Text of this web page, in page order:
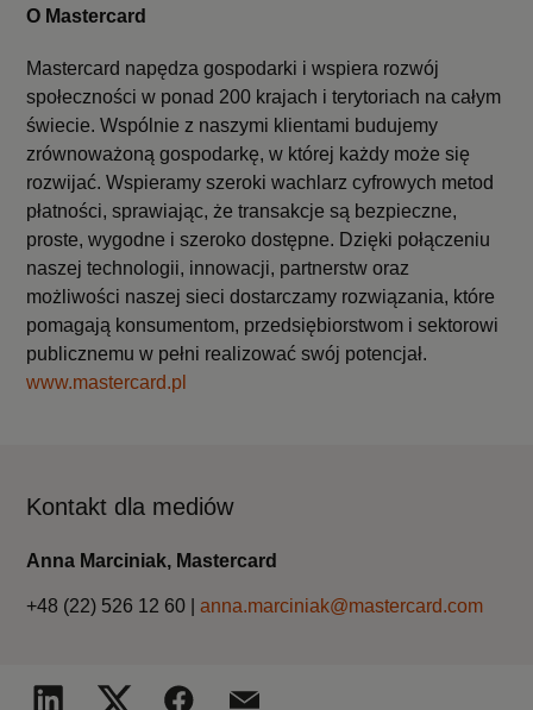
O Mastercard
Mastercard napędza gospodarki i wspiera rozwój
społeczności w ponad 200 krajach i terytoriach na całym
świecie. Wspólnie z naszymi klientami budujemy
zrównoważoną gospodarkę, w której każdy może się
rozwijać. Wspieramy szeroki wachlarz cyfrowych metod
płatności, sprawiając, że transakcje są bezpieczne,
proste, wygodne i szeroko dostępne. Dzięki połączeniu
naszej technologii, innowacji, partnerstw oraz
możliwości naszej sieci dostarczamy rozwiązania, które
pomagają konsumentom, przedsiębiorstwom i sektorowi
publicznemu w pełni realizować swój potencjał.
www.mastercard.pl
Kontakt dla mediów
Anna Marciniak, Mastercard
+48 (22) 526 12 60 |anna.marciniak@mastercard.com